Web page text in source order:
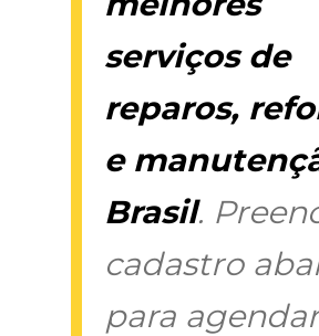
serviços de
reparos,
e
Brasil.
cadastro
para agendar